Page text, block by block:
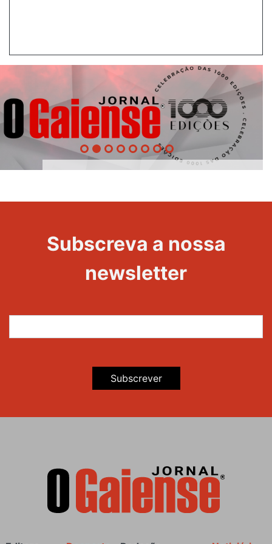
Evento
Subscreva a nossa
newsletter
Subscrever